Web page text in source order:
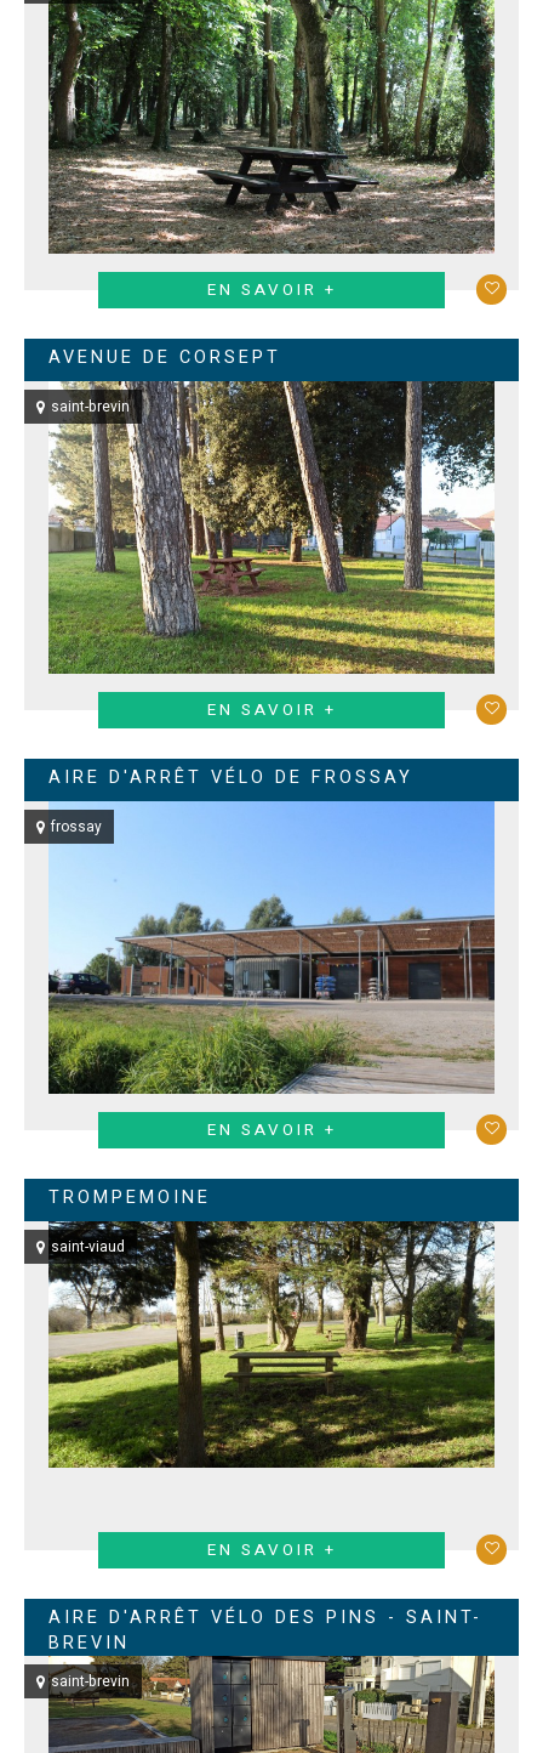
EN SAVOIR +
AVENUE DE CORSEPT
saint-brevin
EN SAVOIR +
AIRE D'ARRÊT VÉLO DE FROSSAY
frossay
EN SAVOIR +
TROMPEMOINE
saint-viaud
EN SAVOIR +
AIRE D'ARRÊT VÉLO DES PINS - SAINT-
BREVIN
saint-brevin